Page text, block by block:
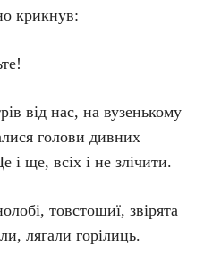
крикнув:
від нас, на вузенькому
голови дивних
ще, всіх і не злічити.
товстошиї, звірята
лягали горілиць.